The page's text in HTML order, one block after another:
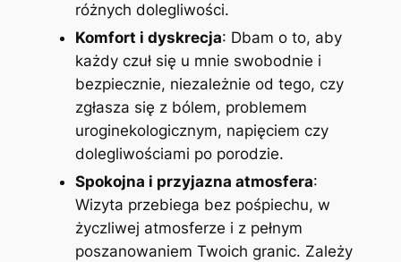
różnych dolegliwości.
Komfort i dyskrecja: Dbam o to, aby
każdy czuł się u mnie swobodnie i
bezpiecznie, niezależnie od tego, czy
zgłasza się z bólem, problemem
uroginekologicznym, napięciem czy
dolegliwościami po porodzie.
Spokojna i przyjazna atmosfera:
Wizyta przebiega bez pośpiechu, w
życzliwej atmosferze i z pełnym
poszanowaniem Twoich granic. Zależy